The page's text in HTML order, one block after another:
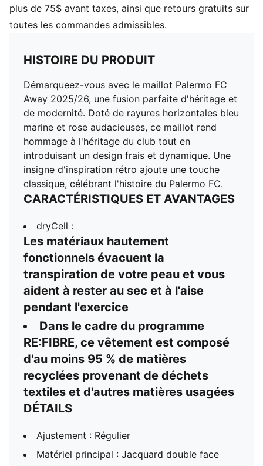
FC.
CARACTÉRISTIQUES ET AVANTAGES
transpiration de votre peau et vous aident à rester au
sec et à l'aise pendant l'exercice
Dans le cadre du programme RE:FIBRE, ce
vêtement est composé d'au moins 95 % de matières
recyclées provenant de déchets textiles et d'autres
matières usagées
DÉTAILS
Ajustement : Régulier
Matériel principal : Jacquard double face
Col :
Manches courtes
Longueur : Régulière
Portées par les joueurs pendant la saison 25/26 des
détails de la marque
Club et PUMA
plus de 75$ avant taxes, ainsi que retours gratuits sur
toutes les commandes admissibles.
HISTOIRE DU PRODUIT
Démarqueez-vous avec le maillot Palermo FC
Away 2025/26, une fusion parfaite d'héritage et
de modernité. Doté de rayures horizontales bleu
marine et rose audacieuses, ce maillot rend
hommage à l'héritage du club tout en
introduisant un design frais et dynamique. Une
insigne d'inspiration rétro ajoute une touche
classique, célébrant l'histoire du Palermo FC.
CARACTÉRISTIQUES ET AVANTAGES
dryCell :
Les matériaux hautement
fonctionnels évacuent la
transpiration de votre peau et vous
aident à rester au sec et à l'aise
pendant l'exercice
Dans le cadre du programme
RE:FIBRE, ce vêtement est composé
d'au moins 95 % de matières
recyclées provenant de déchets
textiles et d'autres matières usagées
DÉTAILS
Ajustement : Régulier
Matériel principal : Jacquard double face